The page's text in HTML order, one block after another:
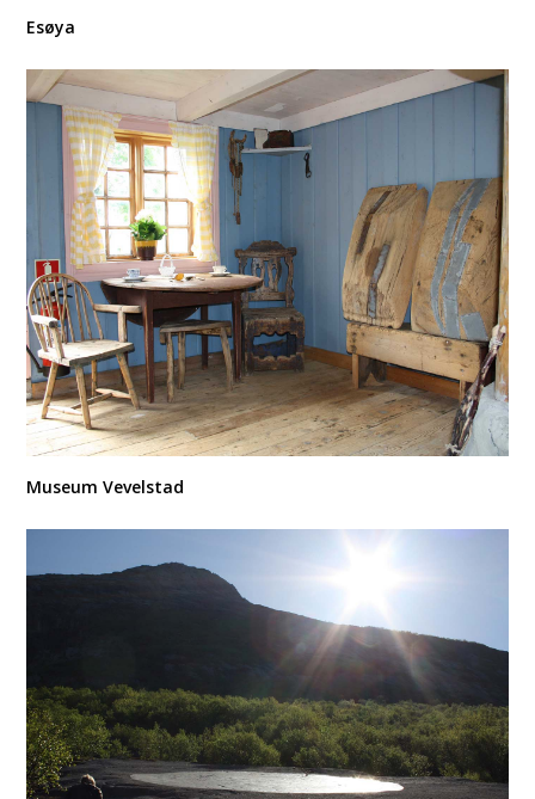
Esøya
Museum Vevelstad